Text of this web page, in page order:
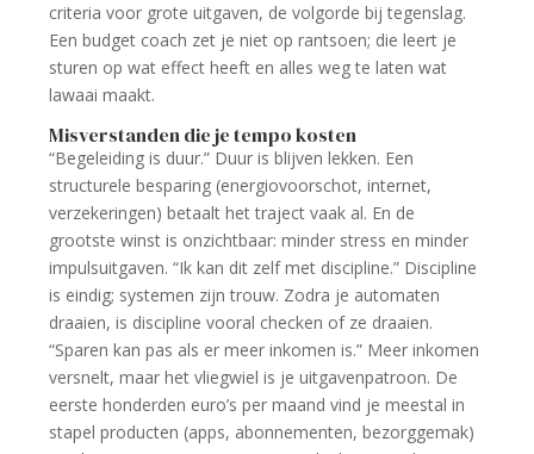
criteria voor grote uitgaven, de volgorde bij tegenslag.
Een budget coach zet je niet op rantsoen; die leert je
sturen op wat effect heeft en alles weg te laten wat
lawaai maakt.
Misverstanden die je tempo kosten
“Begeleiding is duur.” Duur is blijven lekken. Een
structurele besparing (energiovoorschot, internet,
verzekeringen) betaalt het traject vaak al. En de
grootste winst is onzichtbaar: minder stress en minder
impulsuitgaven. “Ik kan dit zelf met discipline.” Discipline
is eindig; systemen zijn trouw. Zodra je automaten
draaien, is discipline vooral checken of ze draaien.
“Sparen kan pas als er meer inkomen is.” Meer inkomen
versnelt, maar het vliegwiel is je uitgavenpatroon. De
eerste honderden euro’s per maand vind je meestal in
stapel producten (apps, abonnementen, bezorggemak)